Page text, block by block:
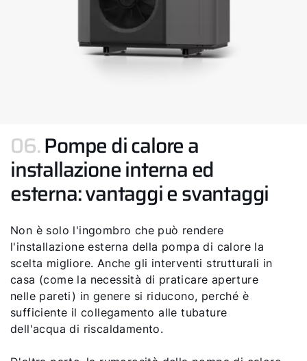
06.Pompe di calore a
installazione interna ed
esterna: vantaggi e svantaggi
Non è solo l'ingombro che può rendere
l'installazione esterna della pompa di calore la
scelta migliore. Anche gli interventi strutturali in
casa (come la necessità di praticare aperture
nelle pareti) in genere si riducono, perché è
sufficiente il collegamento alle tubature
dell'acqua di riscaldamento.